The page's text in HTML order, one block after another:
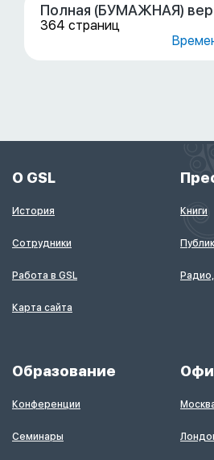
Полная (БУМАЖНАЯ)
364 страниц
О GSL
История
Сотрудники
Работа в GSL
Карта сайта
Книги
Образование
Конференции
Семинары